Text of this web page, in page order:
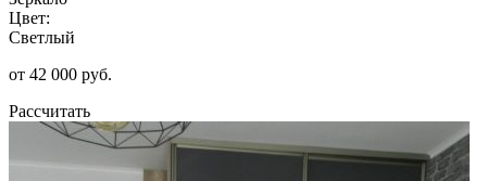
Цвет:
Светлый
от 42 000 руб.
Рассчитать